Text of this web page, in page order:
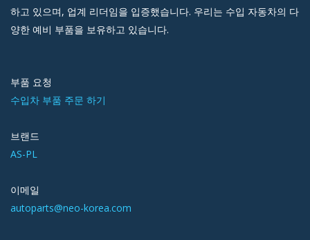
하고 있으며, 업계 리더임을 입증했습니다. 우리는 수입 자동차의 다
양한 예비 부품을 보유하고 있습니다.
부품 요청
수입차 부품 주문 하기
브랜드
AS-PL
이메일
autoparts@neo-korea.com